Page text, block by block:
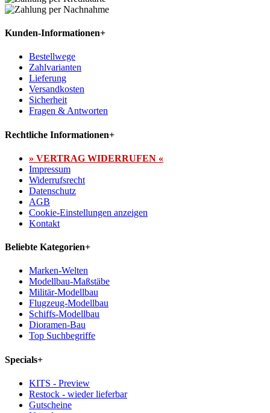
Kunden-Informationen+
Bestellwege
Zahlvarianten
Lieferung
Versandkosten
Sicherheit
Fragen & Antworten
Rechtliche Informationen+
» VERTRAG WIDERRUFEN «
Impressum
Widerrufsrecht
Datenschutz
AGB
Cookie-Einstellungen anzeigen
Kontakt
Beliebte Kategorien+
Marken-Welten
Modellbau-Maßstäbe
Militär-Modellbau
Flugzeug-Modellbau
Schiffs-Modellbau
Dioramen-Bau
Top Suchbegriffe
Specials+
KITS - Preview
Restock - wieder lieferbar
Gutscheine